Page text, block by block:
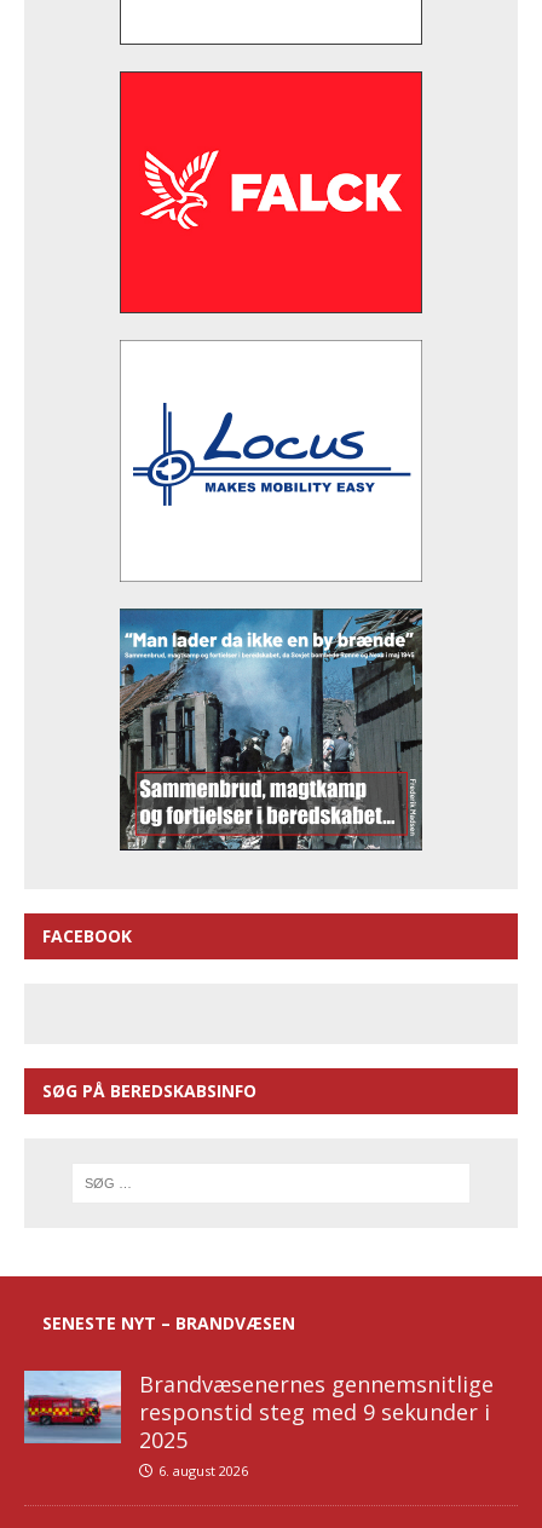
FACEBOOK
SØG PÅ BEREDSKABSINFO
SENESTE NYT – BRANDVÆSEN
Brandvæsenernes gennemsnitlige
responstid steg med 9 sekunder i
2025
6. august 2026